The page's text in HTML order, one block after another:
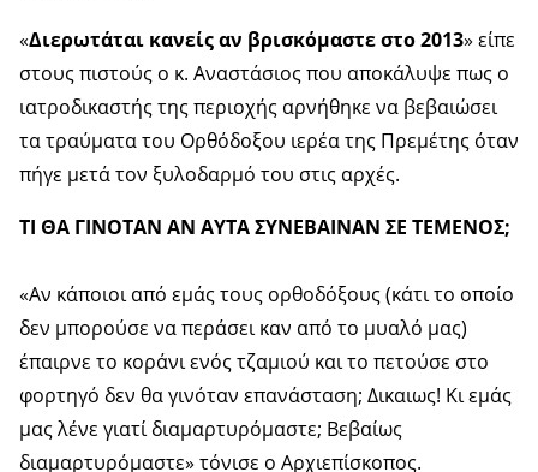
«Διερωτάται κανείς αν βρισκόμαστε στο 2013» είπε
στους πιστούς ο κ. Αναστάσιος που αποκάλυψε πως ο
ιατροδικαστής της περιοχής αρνήθηκε να βεβαιώσει
τα τραύματα του Ορθόδοξου ιερέα της Πρεμέτης όταν
πήγε μετά τον ξυλοδαρμό του στις αρχές.
ΤΙ ΘΑ ΓΙΝΟΤΑΝ ΑΝ ΑΥΤΑ ΣΥΝΕΒΑΙΝΑΝ ΣΕ ΤΕΜΕΝΟΣ;
«Αν κάποιοι από εμάς τους ορθοδόξους (κάτι το οποίο
δεν μπορούσε να περάσει καν από το μυαλό μας)
έπαιρνε το κοράνι ενός τζαμιού και το πετούσε στο
φορτηγό δεν θα γινόταν επανάσταση; Δικαιως! Κι εμάς
μας λένε γιατί διαμαρτυρόμαστε; Βεβαίως
διαμαρτυρόμαστε» τόνισε ο Αρχιεπίσκοπος.